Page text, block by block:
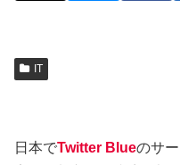
IT
日本でTwitter Blueのサ